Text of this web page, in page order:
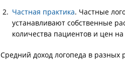
Частная практика. Частные
устанавливают собственные
количества пациентов и цен на
Средний доход логопеда в разных